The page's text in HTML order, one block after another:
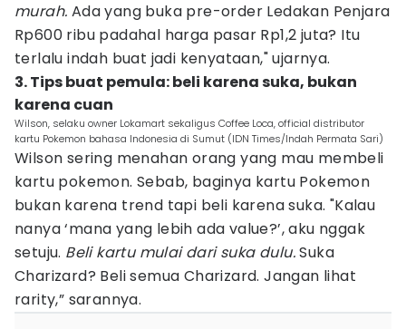
murah. Ada yang buka pre-order Ledakan Penjara
Rp600 ribu padahal harga pasar Rp1,2 juta? Itu
terlalu indah buat jadi kenyataan," ujarnya.
3. Tips buat pemula: beli karena suka, bukan
karena cuan
Wilson, selaku owner Lokamart sekaligus Coffee Loca, official distributor
kartu Pokemon bahasa Indonesia di Sumut (IDN Times/Indah Permata Sari)
Wilson sering menahan orang yang mau membeli
kartu pokemon. Sebab, baginya kartu Pokemon
bukan karena trend tapi beli karena suka. "Kalau
nanya ‘mana yang lebih ada value?’, aku nggak
setuju. Beli kartu mulai dari suka dulu.Suka
Charizard? Beli semua Charizard. Jangan lihat
rarity,” sarannya.